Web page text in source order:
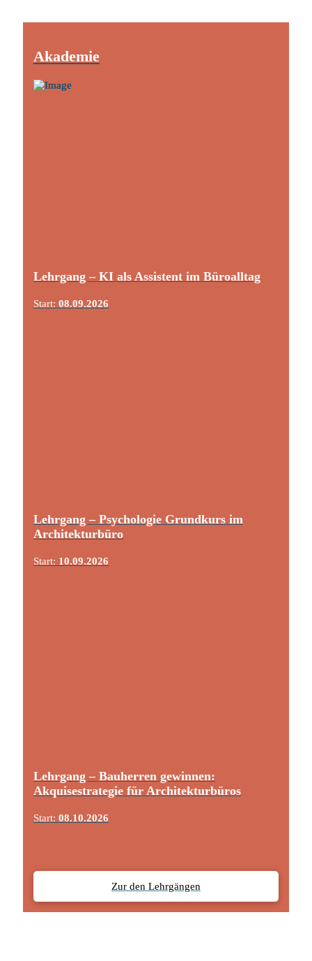
Akademie
Lehrgang – KI als Assistent im Büroalltag
Start: 08.09.2026
Lehrgang – Psychologie Grundkurs im
Architekturbüro
Start: 10.09.2026
Lehrgang – Bauherren gewinnen:
Akquisestrategie für Architekturbüros
Start: 08.10.2026
Zur den Lehrgängen